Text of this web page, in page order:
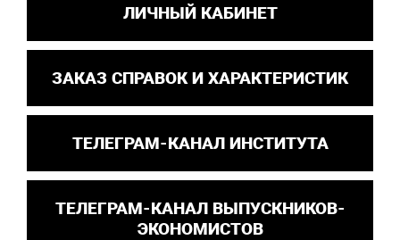
ЛИЧНЫЙ КАБИНЕТ
ЗАКАЗ СПРАВОК И ХАРАКТЕРИСТИК
ТЕЛЕГРАМ-КАНАЛ ИНСТИТУТА
ТЕЛЕГРАМ-КАНАЛ ВЫПУСКНИКОВ-
ЭКОНОМИСТОВ